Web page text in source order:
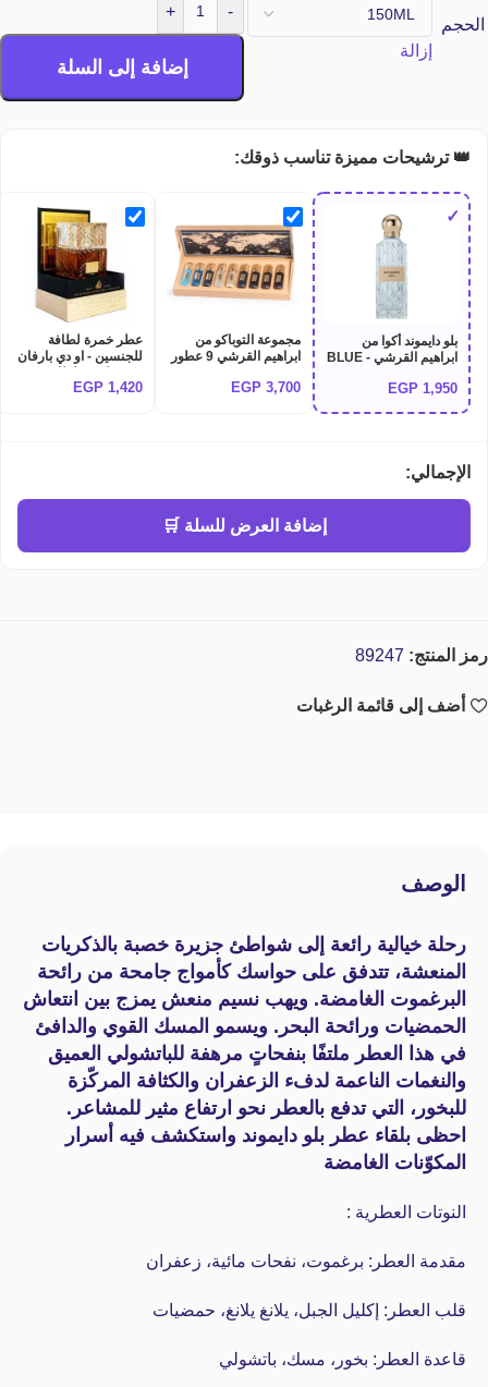
الحجم
إزالة
-
+
إضافة إلى السلة
👑 ترشيحات مميزة تناسب ذوقك:
✓
بلو دايموند أكوا من
ابراهيم القرشي - BLUE
Ibrahim Al Qurashi
1,950
EGP
مجموعة التوباكو من
ابراهيم القرشي 9 عطور
COLLECTION
3,700
EGP
عطر خمرة لطافة
للجنسين - او دي بارفان
Lattafa khamrah
1,420
EGP
الإجمالي:
إضافة العرض للسلة 🛒
رمز المنتج: 89247
أضف إلى قائمة الرغبات
الوصف
رحلة خيالية رائعة إلى شواطئ جزيرة خصبة بالذكريات
المنعشة، تتدفق على حواسك كأمواج جامحة من رائحة
البرغموت الغامضة. ويهب نسيم منعش يمزج بين انتعاش
الحمضيات ورائحة البحر. ويسمو المسك القوي والدافئ
في هذا العطر ملتفًا بنفحاتٍ مرهفة للباتشولي العميق
والنغمات الناعمة لدفء الزعفران والكثافة المركّزة
للبخور، التي تدفع بالعطر نحو ارتفاع مثير للمشاعر.
احظى بلقاء عطر بلو دايموند واستكشف فيه أسرار
المكوّنات الغامضة
النوتات العطرية :
مقدمة العطر: برغموت، نفحات مائية، زعفران
قلب العطر: إكليل الجبل، يلانغ يلانغ، حمضيات
قاعدة العطر: بخور، مسك، باتشولي